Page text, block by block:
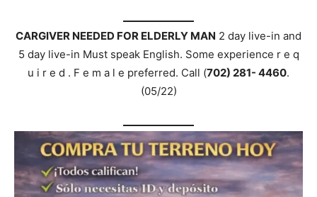
CARGIVER NEEDED FOR ELDERLY MAN 2 day live-in and
5 day live-in Must speak English. Some experience r e q
u i r e d . F e m a l e preferred. Call (702) 281- 4460.
(05/22)